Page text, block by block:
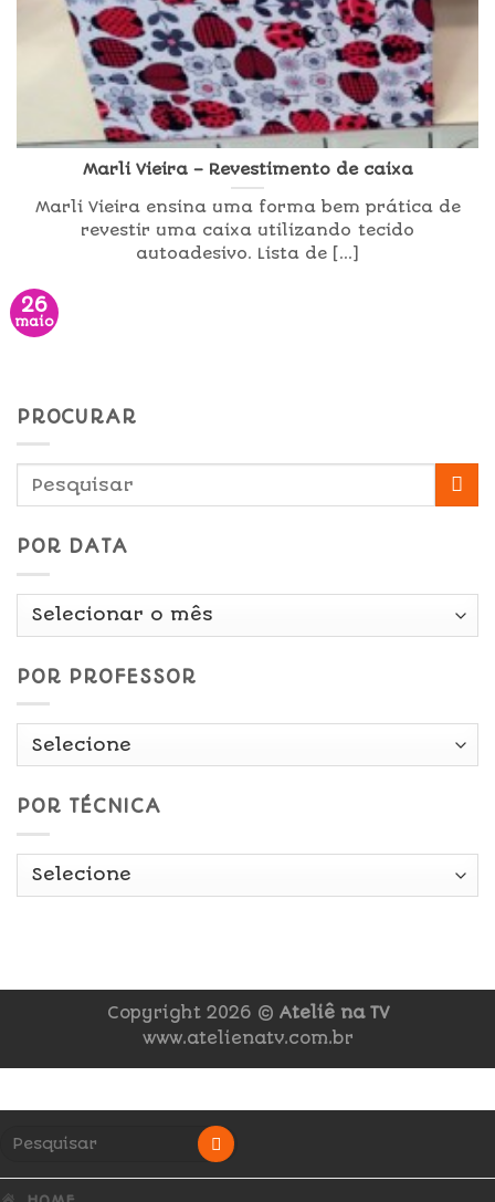
Marli Vieira – Revestimento de caixa
Marli Vieira ensina uma forma bem prática de
revestir uma caixa utilizando tecido
autoadesivo. Lista de [...]
26
maio
PROCURAR
POR DATA
Por
POR PROFESSOR
POR TÉCNICA
Copyright 2026 © Ateliê na TV
www.atelienatv.com.br